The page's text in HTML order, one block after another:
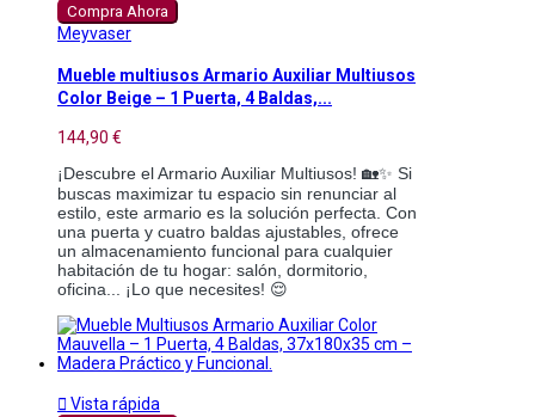
Compra Ahora
Meyvaser
Mueble multiusos Armario Auxiliar Multiusos
Color Beige – 1 Puerta, 4 Baldas,...
144,90 €
¡Descubre el Armario Auxiliar Multiusos! 🏡✨ Si
buscas maximizar tu espacio sin renunciar al
estilo, este armario es la solución perfecta. Con
una puerta y cuatro baldas ajustables, ofrece
un almacenamiento funcional para cualquier
habitación de tu hogar: salón, dormitorio,
oficina... ¡Lo que necesites! 😌
 Vista rápida